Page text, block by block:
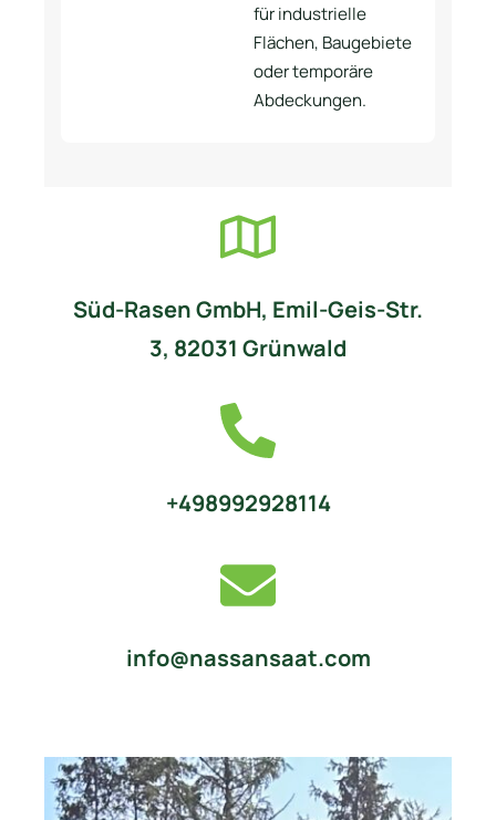
für industrielle
Flächen, Baugebiete
oder temporäre
Abdeckungen.
Süd-Rasen GmbH, Emil-Geis-Str.
3, 82031 Grünwald
+498992928114
info@nassansaat.com